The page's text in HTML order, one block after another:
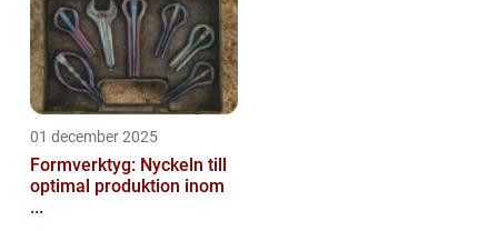
01 december 2025
Formverktyg: Nyckeln till
optimal produktion inom
...